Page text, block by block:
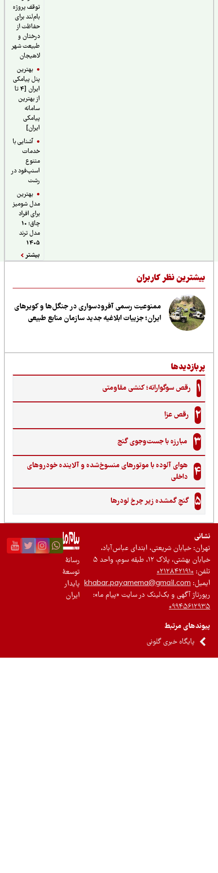
توقف پروژه
بام‌لند برای
حفاظت از
درختان و
طبیعت شهر
لاهیجان
بهترین
پنل پیامکی
ایران [4 تا
از بهترین
سامانه
پیامکی
آشنایی با
خدمات
اسنپ‌فود در
بهترین
مدل شومیز
برای افراد
چاق؛ 10
مدل ترند
نظر کاربران
ممنوعیت رسمی آفرودسواری در جنگل‌ها و کویرهای
ایران؛ جزییات ابلاغیه جدید سازمان منابع طبیعی
رقص سوگوارانه؛ کنشی مقاومتی
رقص عزا
مبارزه با جست‌وجوی گنج‌
هوای آلوده با موتورهای منسوخ‌شده و آلاینده خودروهای
داخلی
گنجِ گمشده زیر چرخ لودرها
خیابان شریعتی، ابتدای عباس‌آباد،
بهشتی، پلاک ۱۲، طبقه سوم، واحد ۵
۰۲۱۲۸۴۲۱۹۱۰
khabar.payamema@gmail.com
آگهی و بک‌لینک در سایت «پیام ما»:
مرتبط
پایگاه خبری گلونی
رسانۀ
توسعۀ
پایدار
ایران